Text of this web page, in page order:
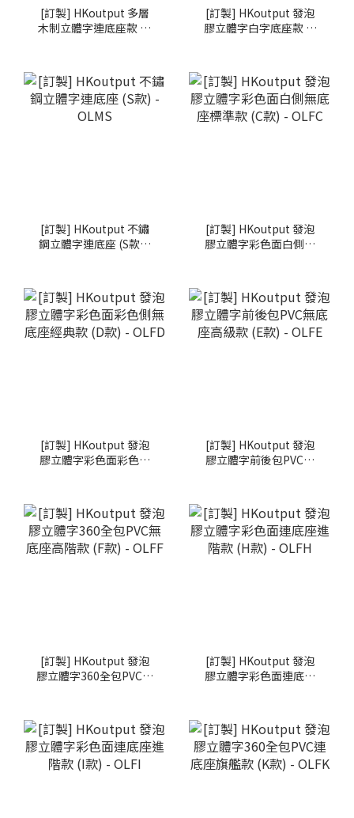
[訂製] HKoutput 多層
木制立體字連底座款 (O
[訂製] HKoutput 發泡
膠立體字白字底座款 (L
[訂製] HKoutput 不鏽
鋼立體字連底座 (S款) -
[訂製] HKoutput 發泡
膠立體字彩色面白側無
[訂製] HKoutput 發泡
膠立體字彩色面彩色側
[訂製] HKoutput 發泡
膠立體字前後包PVC無
[訂製] HKoutput 發泡
膠立體字360全包PVC無
[訂製] HKoutput 發泡
膠立體字彩色面連底座